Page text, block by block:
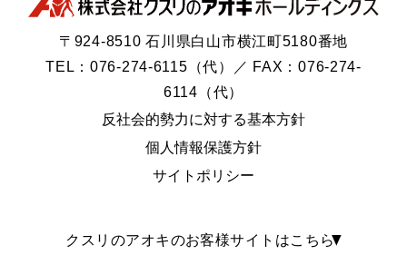
〒924-8510 石川県白山市横江町5180番地
TEL：076-274-6115（代）／ FAX：076-274-
6114（代）
反社会的勢力に対する基本方針
個人情報保護方針
サイトポリシー
クスリのアオキのお客様サイトはこちら